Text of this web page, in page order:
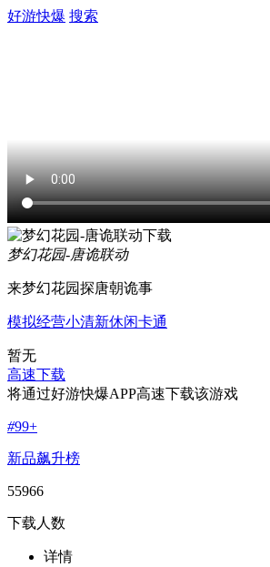
好游快爆 搜索
梦幻花园-唐诡联动
来梦幻花园探唐朝诡事
模拟经营小清新休闲卡通
暂无
高速下载
将通过好游快爆APP高速下载该游戏
#99+
新品飙升榜
55966
下载人数
详情